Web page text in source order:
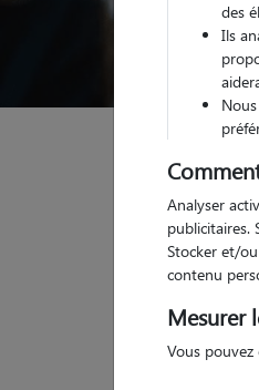
Garde d'animaux
des
Ils
Analyser
publicitaires.
Stocker et/
contenu
Mesurer
Vous